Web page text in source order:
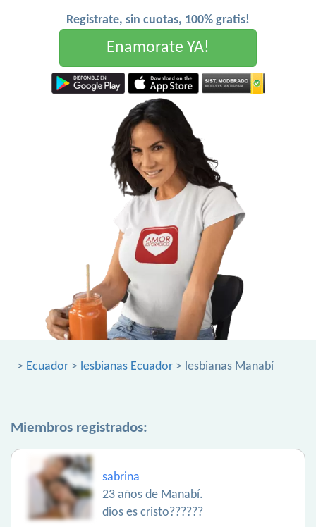
Registrate, sin cuotas, 100% gratis!
Enamorate YA!
> Ecuador > lesbianas Ecuador > lesbianas Manabí
Miembros registrados:
sabrina
23 años de Manabí.
dios es cristo??????